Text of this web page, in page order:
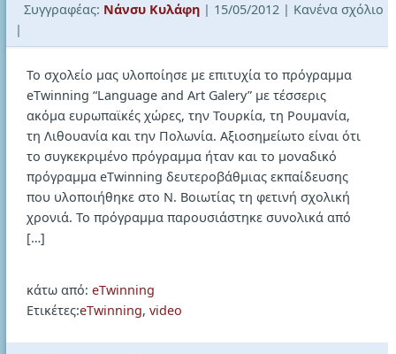
Συγγραφέας: Νάνσυ Κυλάφη | 15/05/2012 | Κανένα σχόλιο
|
Το σχολείο μας υλοποίησε με επιτυχία το πρόγραμμα
eTwinning “Language and Art Galery” με τέσσερις
ακόμα ευρωπαϊκές χώρες, την Τουρκία, τη Ρουμανία,
τη Λιθουανία και την Πολωνία. Αξιοσημείωτο είναι ότι
το συγκεκριμένο πρόγραμμα ήταν και το μοναδικό
πρόγραμμα eTwinning δευτεροβάθμιας εκπαίδευσης
που υλοποιήθηκε στο Ν. Βοιωτίας τη φετινή σχολική
χρονιά. Το πρόγραμμα παρουσιάστηκε συνολικά από
[…]
κάτω από: eTwinning
Ετικέτες:eTwinning, video